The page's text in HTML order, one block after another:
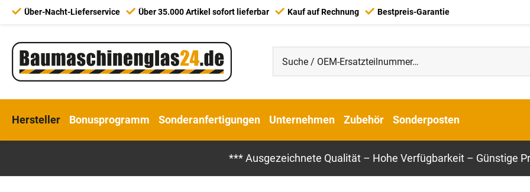
Über-Nacht-Lieferservice Über 35.000 Artikel sofort lieferbar Kauf auf Rechnung Bestpreis-Garantie
Hersteller Bonusprogramm Sonderanfertigungen Unternehmen Zubehör Sonderposten
*** Ausgezeichnete Qualität – Hohe Verfügbarkeit – Günstige